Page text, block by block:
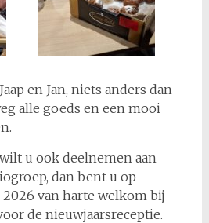
en Jan, niets anders dan
alle goeds en een mooi
u ook deelnemen aan
dan bent u op
2026 van harte welkom bij
de nieuwjaarsreceptie.